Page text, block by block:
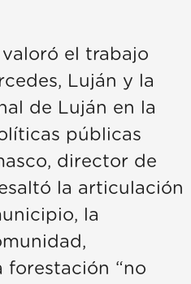
el trabajo
Luján y la
de Luján en la
públicas
director de
la articulación
la
forestación “no